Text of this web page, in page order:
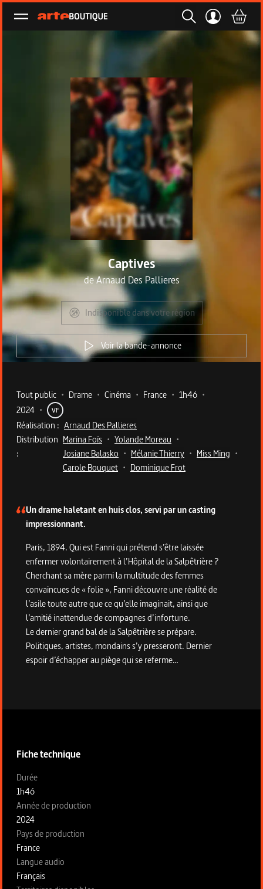
Ouvrir le menu
Captives
deArnaud Des Pallieres
Indisponible dans votre région
Voir la bande-annonce
Metadata du programme
Tout public • Drame • Cinéma • France • 1h46 •
2024 • VF
Réalisation : Arnaud Des Pallieres
Distribution
:
Marina Foïs • Yolande Moreau •
Josiane Balasko • Mélanie Thierry • Miss Ming •
Carole Bouquet • Dominique Frot
Un drame haletant en huis clos, servi par un casting
impressionnant.
Paris, 1894. Qui est Fanni qui prétend s’être laissée
enfermer volontairement à l’Hôpital de la Salpêtrière ?
Cherchant sa mère parmi la multitude des femmes
convaincues de « folie », Fanni découvre une réalité de
l’asile toute autre que ce qu’elle imaginait, ainsi que
l’amitié inattendue de compagnes d’infortune.
Le dernier grand bal de la Salpêtrière se prépare.
Politiques, artistes, mondains s’y presseront. Dernier
espoir d’échapper au piège qui se referme…
Fiche technique
Fiche technique section gauche
Durée
1h46
Année de production
2024
Pays de production
France
Langue audio
Français